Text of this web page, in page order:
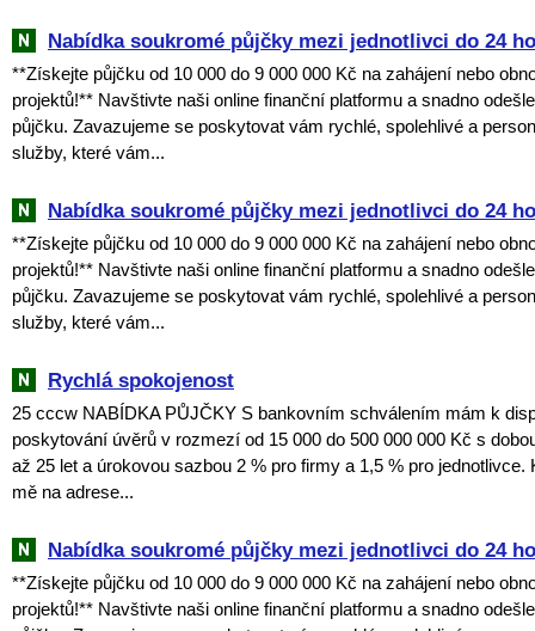
Nabídka soukromé půjčky mezi jednotlivci do 24
**Získejte půjčku od 10 000 do 9 000 000 Kč na zahájení nebo
projektů!** Navštivte naši online finanční platformu a snadno
půjčku. Zavazujeme se poskytovat vám rychlé, spolehlivé a
služby, které vám...
Nabídka soukromé půjčky mezi jednotlivci do 24
**Získejte půjčku od 10 000 do 9 000 000 Kč na zahájení nebo
projektů!** Navštivte naši online finanční platformu a snadno
půjčku. Zavazujeme se poskytovat vám rychlé, spolehlivé a
služby, které vám...
Rychlá spokojenost
25 cccw NABÍDKA PŮJČKY S bankovním schválením mám k
poskytování úvěrů v rozmezí od 15 000 do 500 000 000 Kč s
až 25 let a úrokovou sazbou 2 % pro firmy a 1,5 % pro jednotlivce.
mě na adrese...
Nabídka soukromé půjčky mezi jednotlivci do 24
**Získejte půjčku od 10 000 do 9 000 000 Kč na zahájení nebo
projektů!** Navštivte naši online finanční platformu a snadno